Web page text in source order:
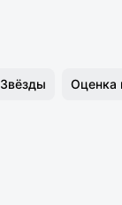
Звёзды Оценка